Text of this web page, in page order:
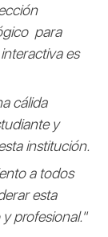
para
es
cálida
y
institución.
a todos
esta
profesional."